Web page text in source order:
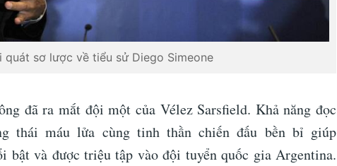
quát sơ lược về tiểu sử Diego Simeone
đã ra mắt đội một của Vélez Sarsfield. Khả năng đọc
thái máu lửa cùng tinh thần chiến đấu bền bỉ giúp
bật và được triệu tập vào đội tuyển quốc gia Argentina.